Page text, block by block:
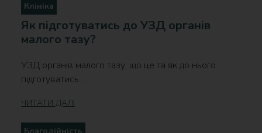
Клініка
Як підготуватись до УЗД органів
малого тазу?
УЗД органів малого тазу, що це та як до нього
підготуватись....
ЧИТАТИ ДАЛІ